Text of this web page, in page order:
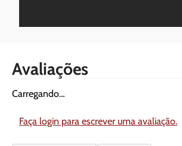
Avaliações
Carregando…
Faça login para escrever uma avaliação.